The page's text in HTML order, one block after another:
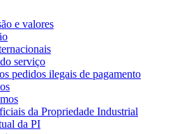
e valores
serviço
pedidos ilegais de pagamento
da Propriedade Industrial
da PI